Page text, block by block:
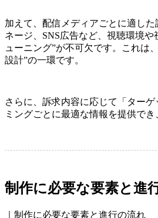
加えて、配信メディアごとに適し
ネージ、SNS広告など、視聴環境
ューニング”が不可欠です。これは
設計”の一環です。
さらに、訴求内容に応じて「ター
ミングごとに最適な情報を提供で
制作に必要な要素と進
｜制作に必要な要素と進行の流れ